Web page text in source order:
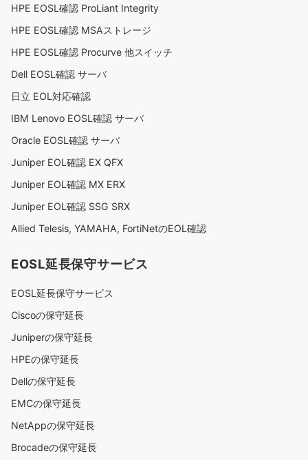
HPE EOSL確認 ProLiant Integrity
HPE EOSL確認 MSAストレージ
HPE EOSL確認 Procurve 他スイッチ
Dell EOSL確認 サーバ
日立 EOL対応確認
IBM Lenovo EOSL確認 サーバ
Oracle EOSL確認 サーバ
Juniper EOL確認 EX QFX
Juniper EOL確認 MX ERX
Juniper EOL確認 SSG SRX
Allied Telesis, YAMAHA, FortiNetのEOL確認
EOSL延長保守サービス
EOSL延長保守サービス
Ciscoの保守延長
Juniperの保守延長
HPEの保守延長
Dellの保守延長
EMCの保守延長
NetAppの保守延長
Brocadeの保守延長